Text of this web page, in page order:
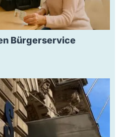
Bürgerservice